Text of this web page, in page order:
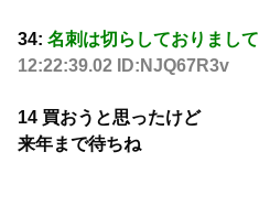
34: 名刺は切らしておりまして
12:22:39.02 ID:NJQ67R3v
14 買おうと思ったけど
来年まで待ちね